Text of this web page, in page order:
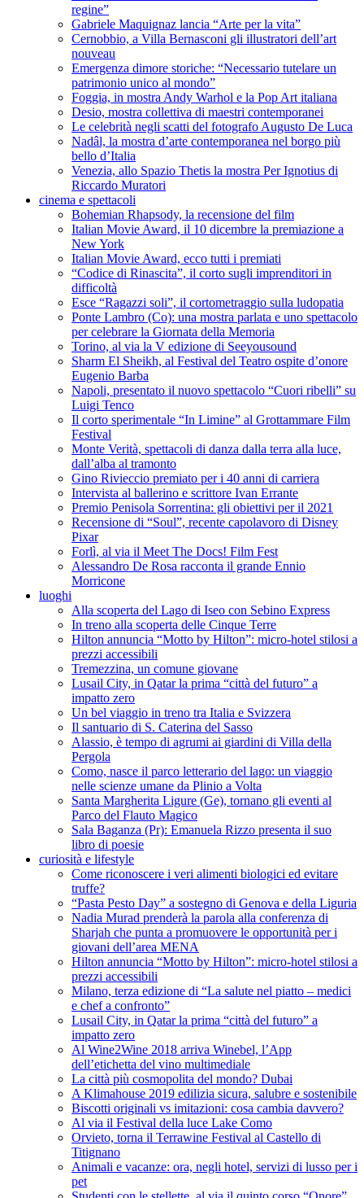
regine”
Gabriele Maquignaz lancia “Arte per la vita”
Cernobbio, a Villa Bernasconi gli illustratori dell’art
nouveau
Emergenza dimore storiche: “Necessario tutelare un
patrimonio unico al mondo”
Foggia, in mostra Andy Warhol e la Pop Art italiana
Desio, mostra collettiva di maestri contemporanei
Le celebrità negli scatti del fotografo Augusto De Luca
Nadâl, la mostra d’arte contemporanea nel borgo più
bello d’Italia
Venezia, allo Spazio Thetis la mostra Per Ignotius di
Riccardo Muratori
cinema e spettacoli
Bohemian Rhapsody, la recensione del film
Italian Movie Award, il 10 dicembre la premiazione a
New York
Italian Movie Award, ecco tutti i premiati
“Codice di Rinascita”, il corto sugli imprenditori in
difficoltà
Esce “Ragazzi soli”, il cortometraggio sulla ludopatia
Ponte Lambro (Co): una mostra parlata e uno spettacolo
per celebrare la Giornata della Memoria
Torino, al via la V edizione di Seeyousound
Sharm El Sheikh, al Festival del Teatro ospite d’onore
Eugenio Barba
Napoli, presentato il nuovo spettacolo “Cuori ribelli” su
Luigi Tenco
Il corto sperimentale “In Limine” al Grottammare Film
Festival
Monte Verità, spettacoli di danza dalla terra alla luce,
dall’alba al tramonto
Gino Rivieccio premiato per i 40 anni di carriera
Intervista al ballerino e scrittore Ivan Errante
Premio Penisola Sorrentina: gli obiettivi per il 2021
Recensione di “Soul”, recente capolavoro di Disney
Pixar
Forlì, al via il Meet The Docs! Film Fest
Alessandro De Rosa racconta il grande Ennio
Morricone
luoghi
Alla scoperta del Lago di Iseo con Sebino Express
In treno alla scoperta delle Cinque Terre
Hilton annuncia “Motto by Hilton”: micro-hotel stilosi a
prezzi accessibili
Tremezzina, un comune giovane
Lusail City, in Qatar la prima “città del futuro” a
impatto zero
Un bel viaggio in treno tra Italia e Svizzera
Il santuario di S. Caterina del Sasso
Alassio, è tempo di agrumi ai giardini di Villa della
Pergola
Como, nasce il parco letterario del lago: un viaggio
nelle scienze umane da Plinio a Volta
Santa Margherita Ligure (Ge), tornano gli eventi al
Parco del Flauto Magico
Sala Baganza (Pr): Emanuela Rizzo presenta il suo
libro di poesie
curiosità e lifestyle
Come riconoscere i veri alimenti biologici ed evitare
truffe?
“Pasta Pesto Day” a sostegno di Genova e della Liguria
Nadia Murad prenderà la parola alla conferenza di
Sharjah che punta a promuovere le opportunità per i
giovani dell’area MENA
Hilton annuncia “Motto by Hilton”: micro-hotel stilosi a
prezzi accessibili
Milano, terza edizione di “La salute nel piatto – medici
e chef a confronto”
Lusail City, in Qatar la prima “città del futuro” a
impatto zero
Al Wine2Wine 2018 arriva Winebel, l’App
dell’etichetta del vino multimediale
La città più cosmopolita del mondo? Dubai
A Klimahouse 2019 edilizia sicura, salubre e sostenibile
Biscotti originali vs imitazioni: cosa cambia davvero?
Al via il Festival della luce Lake Como
Orvieto, torna il Terrawine Festival al Castello di
Titignano
Animali e vacanze: ora, negli hotel, servizi di lusso per i
pet